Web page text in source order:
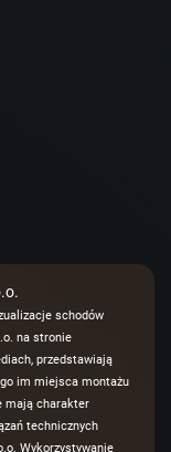
schodów
na stronie
przedstawiają
im miejsca montażu
mają charakter
technicznych
Wykorzystywanie